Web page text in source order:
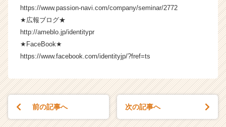
https://www.passion-navi.com/company/seminar/2772
★広報ブログ★
http://ameblo.jp/identitypr
★FaceBook★
https://www.facebook.com/identityjp/?fref=ts
前の記事へ 次の記事へ